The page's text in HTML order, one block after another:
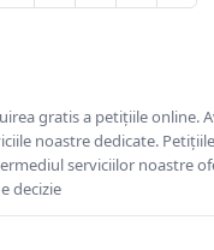
gratis a petițiile online.
noastre dedicate.
serviciilor noastre
decizie